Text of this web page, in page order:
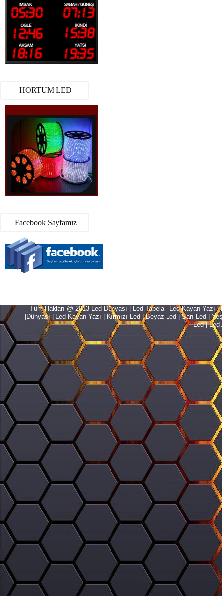
HORTUM LED
Facebook Sayfamız
Tüm Hakları @ 2013 Led Dünyası | Led Tabela | Led Kayan
|Dünyası | Led Kayan Yazı | Kırmızı Led | Beyaz Led | Sarı Led |
Led | Led
Translate Company